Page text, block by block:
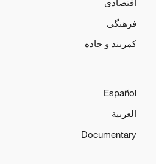
اقتصادی
فرهنگی
کمربند و جاده
Español
العربية
Documentary